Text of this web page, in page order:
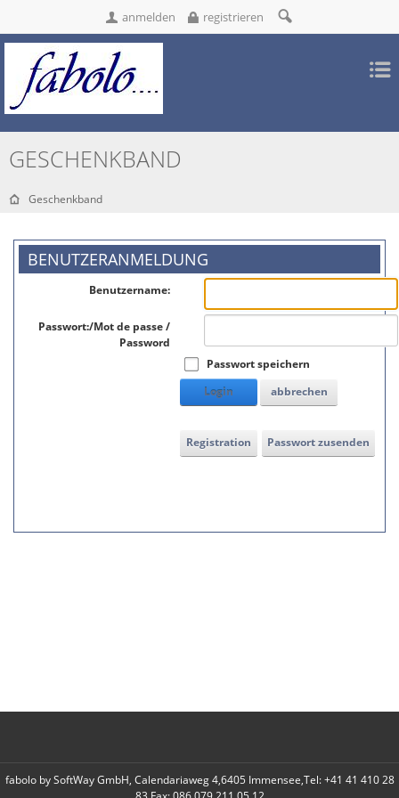
anmelden registrieren
GESCHENKBAND
Geschenkband
BENUTZERANMELDUNG
Benutzername:
Passwort:/Mot de passe /
Password
Passwort speichern
Login
abbrechen
Registration Passwort zusenden
fabolo by SoftWay GmbH, Calendariaweg 4,6405 Immensee,Tel: +41 41 410 28